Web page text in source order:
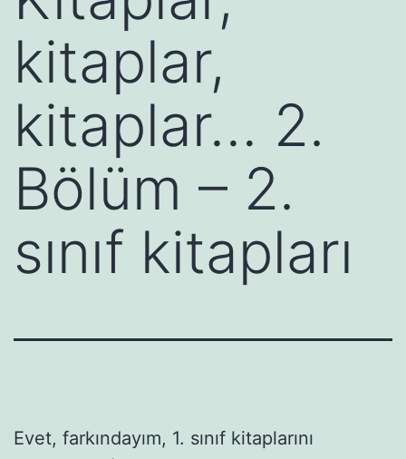
kitaplar,
kitaplar… 2.
Bölüm – 2.
sınıf kitapları
Evet, farkındayım, 1. sınıf kitaplarını